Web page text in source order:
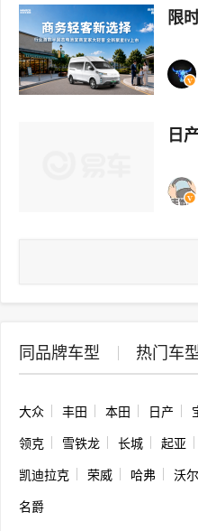
限
日
同品牌车型 热门车型
大众 丰田 本田 日产
领克
雪铁龙 长城 起亚
凯迪拉克
荣威 哈弗 沃
名爵